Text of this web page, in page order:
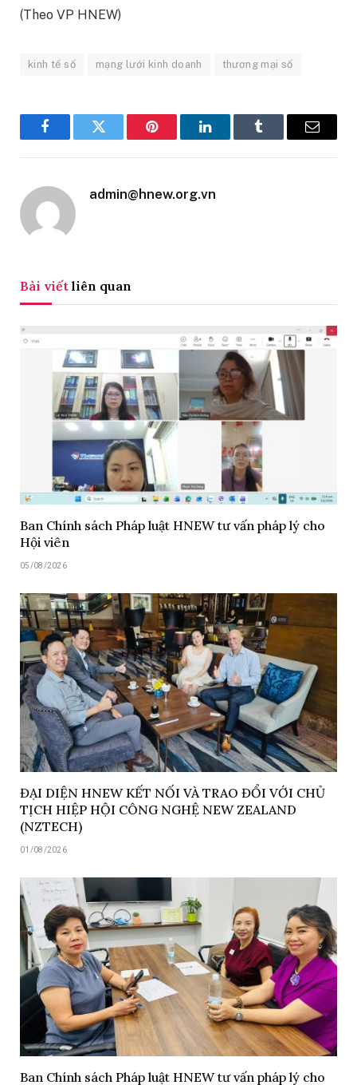
(Theo VP HNEW)
kinh tế số mạng lưới kinh doanh thương mại số
FacebookTwitter Pinterest LinkedInTumblr Email
admin@hnew.org.vn
Bài viết liên quan
Ban Chính sách Pháp luật HNEW tư vấn pháp lý cho
Hội viên
05/08/2026
ĐẠI DIỆN HNEW KẾT NỐI VÀ TRAO ĐỔI VỚI CHỦ
TỊCH HIỆP HỘI CÔNG NGHỆ NEW ZEALAND
(NZTECH)
01/08/2026
Ban Chính sách Pháp luật HNEW tư vấn pháp lý cho